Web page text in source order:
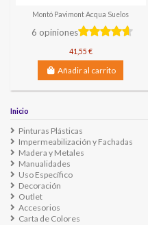
Montó Pavimont Acqua Suelos
6 opiniones
41,55 €
Añadir al carrito
Inicio
Pinturas Plásticas
Impermeabilización y Fachadas
Madera y Metales
Manualidades
Uso Específico
Decoración
Outlet
Accesorios
Carta de Colores